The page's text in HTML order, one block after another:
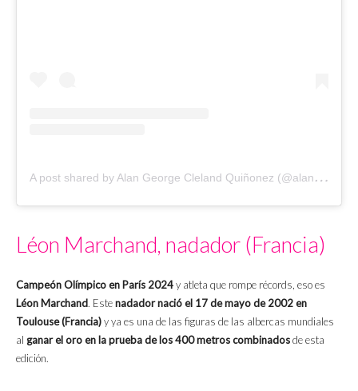
A
post shared by Alan George Cleland Quiñonez (@alan_jr_cleland)
Léon Marchand, nadador (Francia)
Campeón Olímpico en París 2024y atleta que rompe récords, eso es
Léon Marchand. Estenadador nació el 17 de mayo de 2002 en
Toulouse (Francia)y ya es una de las figuras de las albercas mundiales
al ganar el oro en la prueba de los 400 metros combinadosde esta
edición.